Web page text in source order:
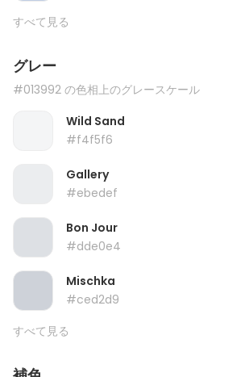
すべて見る
グレー
#013992 の色相上のグレースケール
Wild Sand
#f4f5f6
Gallery
#ebedef
Bon Jour
#dde0e4
Mischka
#ced2d9
すべて見る